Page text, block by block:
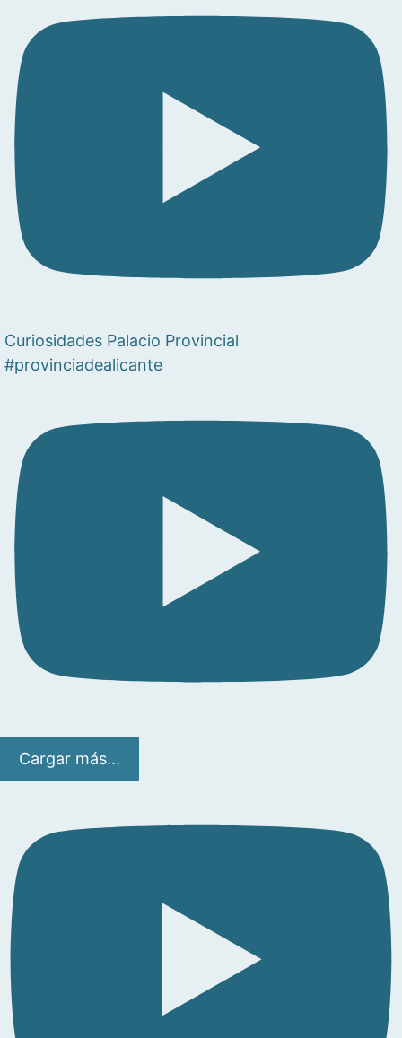
Curiosidades Palacio Provincial
#provinciadealicante
Cargar más...